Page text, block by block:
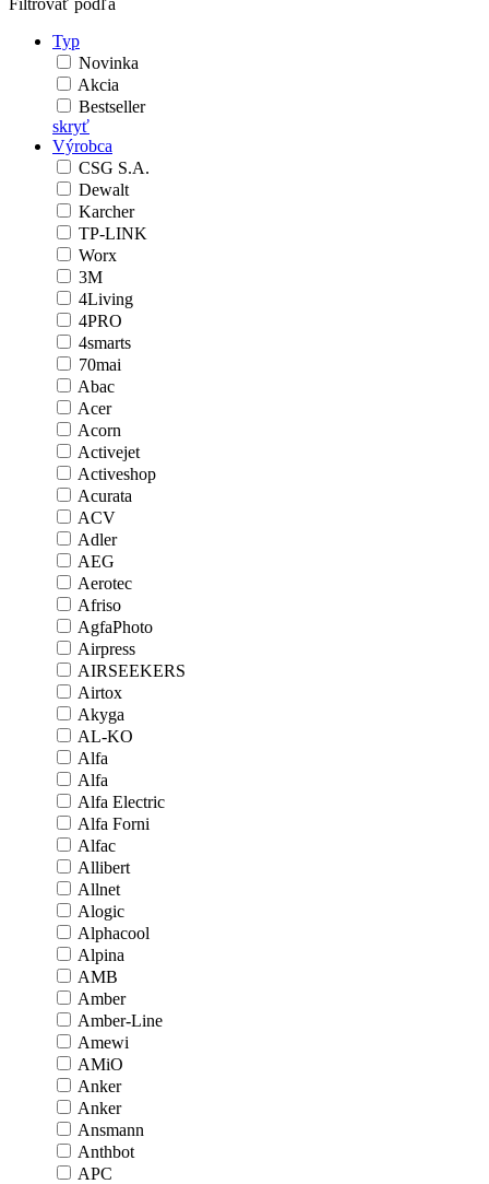
Filtrovať podľa
Typ
Novinka
Akcia
Bestseller
skryť
Výrobca
CSG S.A.
Dewalt
Karcher
TP-LINK
Worx
3M
4Living
4PRO
4smarts
70mai
Abac
Acer
Acorn
Activejet
Activeshop
Acurata
ACV
Adler
AEG
Aerotec
Afriso
AgfaPhoto
Airpress
AIRSEEKERS
Airtox
Akyga
AL-KO
Alfa
Alfa
Alfa Electric
Alfa Forni
Alfac
Allibert
Allnet
Alogic
Alphacool
Alpina
AMB
Amber
Amber-Line
Amewi
AMiO
Anker
Anker
Ansmann
Anthbot
APC